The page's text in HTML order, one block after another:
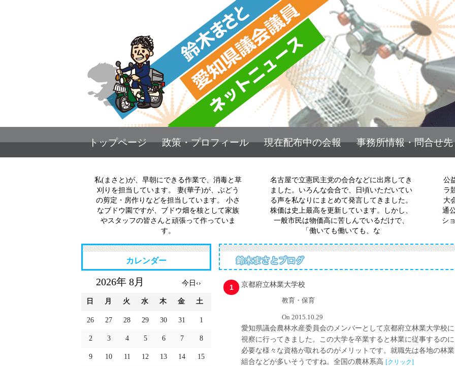
トップページ 政策・プロフィール 現在配布中の会報 事務所情報・問合せ先
私(まさと)が、早朝にできる作業で、消毒と草
刈りを担当しています。 妻(華子)が、ぶどう
の剪定・房作りなどを担当しています。 小さ
なブドウ園ですが、ブドウ畑を核として家族
やスタッフの皆さんと頑張って作っていま
す。
らざり
名古屋で立憲民主党の会合などに出席してき
ました。いろんな会合で、日頃いただいてい
る声を私なりにまとめて発言してきました。
株価は史上最高を更新しています。しかし、
一般市民は物価高に苦しんでいるだけで、
「働いても働いても、な
公
ラ
大
通
シ
カレンダー
2026年 8月 今日 ‹›
日 月 火 水 木 金 土
26 27 28 29 30 31 1
2 3 4 5 6 7 8
9 10 11 12 13 14 15
1 京都府立林業大学校
教育・保育
On 2015.10.29
愛知県議会農林水産委員会のメンバーとして京都府立林業大学校に
視察に行ってきました。この大学を卒業すると林業に従事するのに
必要な様々な資格が取れるのがメリットです。就職先は各地の林業
組合などが多いそうですね。全国の農林系高[クリック]